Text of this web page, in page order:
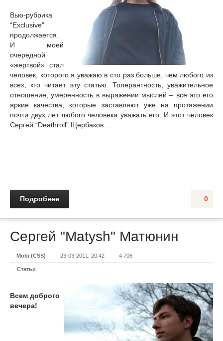
Вью-рубрика
“Exclusive”
продолжается.
И моей
очередной
«жертвой» стал
человек, которого я уважаю в сто раз больше, чем любого из
всех, кто читает эту статью. Толерантность, уважительное
отношение, умеренность в выражении мыслей – всё это его
яркие качества, которые заставляют уже на протяжении
почти двух лет любого человека уважать его. И этот человек
Сергей “Deathroll” Щербаков…
0
Подробнее
Сергей "Matysh" Матюнин
Mobi (CSS) 23-03-2011, 20:42 4 706
Статьи
Всем доброго
вечера!